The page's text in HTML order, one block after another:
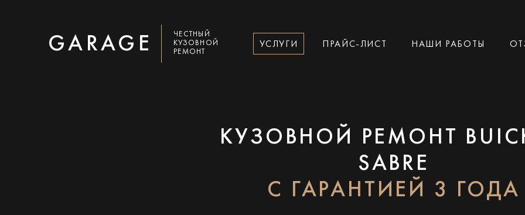
GARAGE
ЧЕСТНЫЙ
КУЗОВНОЙ
РЕМОНТ
УСЛУГИ ПРАЙС-ЛИСТ НАШИ РАБОТЫ
КУЗОВНОЙ РЕМОНТ
SABRE
С ГАРАНТИЕЙ 3 ГОДА